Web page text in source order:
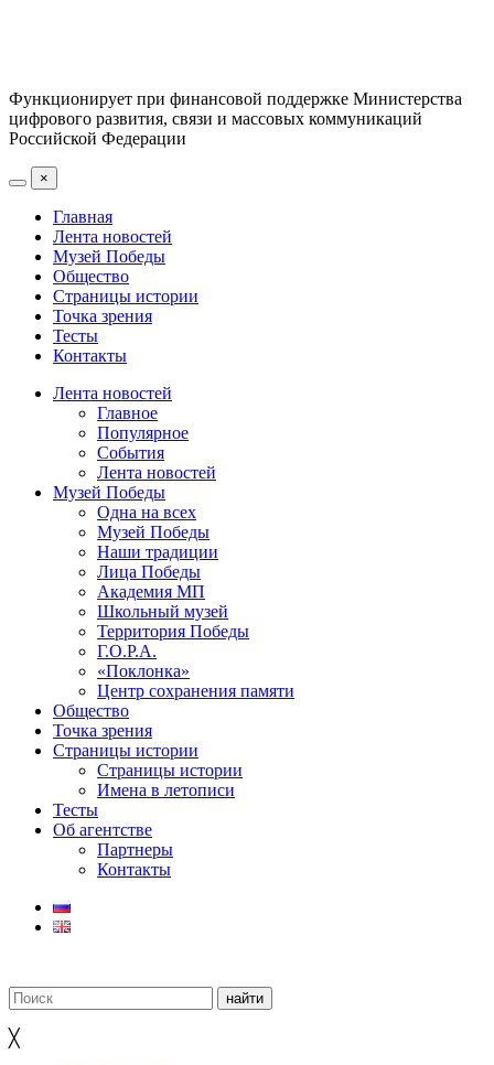
Функционирует при финансовой поддержке Министерства
цифрового развития, связи и массовых коммуникаций
Российской Федерации
×
Главная
Лента новостей
Музей Победы
Общество
Страницы истории
Точка зрения
Тесты
Контакты
Лента новостей
Главное
Популярное
События
Лента новостей
Музей Победы
Одна на всех
Музей Победы
Наши традиции
Лица Победы
Академия МП
Школьный музей
Территория Победы
Г.О.Р.А.
«Поклонка»
Центр сохранения памяти
Общество
Точка зрения
Страницы истории
Страницы истории
Имена в летописи
Тесты
Об агентстве
Партнеры
Контакты
╳